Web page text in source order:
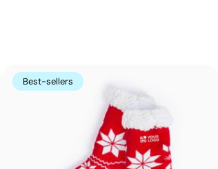
Best-sellers